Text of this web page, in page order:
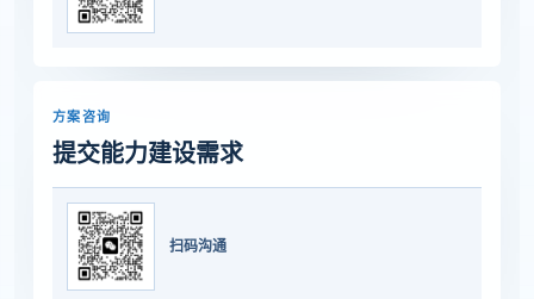
方案咨询
提交能力建设需求
扫码沟通